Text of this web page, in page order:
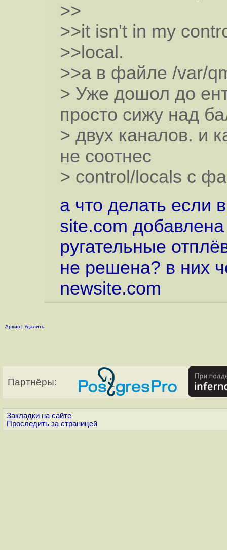
>>
>>it isn't in my
>>local.
>>а в файле /var/
> Уже дошол до
просто сижу над
> двух каналов. и
не соотнес
> control/locals с
а что делать если
site.com
ругательные
не решена? в них
newsite.com
Архив | Удалить
Партнёры:
Закладки на сайте
Проследить за страницей